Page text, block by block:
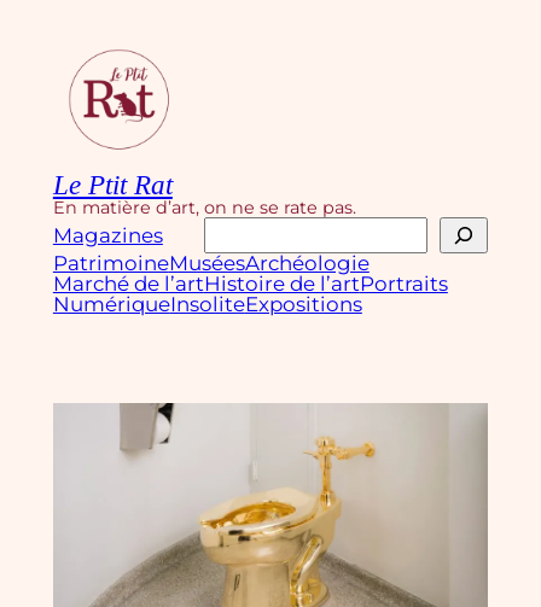
contenu
Le Ptit Rat
En matière d’art, on ne se rate pas.
Magazines
Rechercher
PatrimoineMuséesArchéologie
Marché de l’artHistoire de l’artPortraits
NumériqueInsoliteExpositions